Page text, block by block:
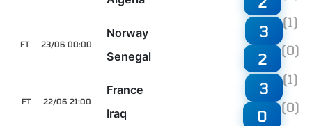
23/06 00:00
FT
Norway
Senegal
3 (1)
2 (0)
22/06 21:00
FT
France
Iraq
3 (1)
0 (0)